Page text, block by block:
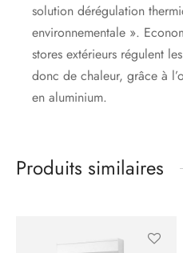
solution dérégulation
environnementale ».
stores extérieurs régulent
donc de chaleur, grâce à
en aluminium.
Produits similaires